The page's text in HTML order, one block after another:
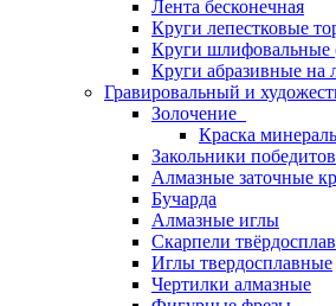
Лента бесконечная
Круги лепестковые
Круги шлифовальные
Круги абразивные на
Гравировальный и
Золочение
Краска
Закольники
Алмазные заточные
Бучарда
Алмазные иглы
Скарпели
Иглы твердосплавные
Чертилки алмазные